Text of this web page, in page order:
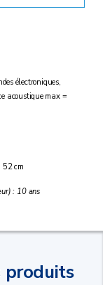
électroniques,
acoustique max =
52 cm
: 10 ans
produits